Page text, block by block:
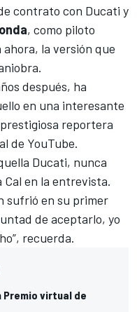
contrato con Ducati y
, como piloto
la versión que
después, ha
en una interesante
reportera
de YouTube.
Ducati, nunca
Cal en la entrevista.
sufrió en su primer
de aceptarlo, yo
recuerda.
Premio virtual de